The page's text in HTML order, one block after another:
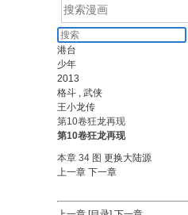
港台
少年
2013
格斗 , 武侠
王小龙传
第10卷狂龙再现
第10卷狂龙再现
本章 34 图 更换大陆源
上一章 下一章